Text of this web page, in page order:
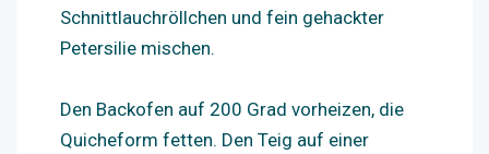
Schnittlauchröllchen und fein gehackter
Petersilie mischen.
Den Backofen auf 200 Grad vorheizen, die
Quicheform fetten. Den Teig auf einer